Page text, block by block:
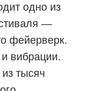
одно из
—
фейерверк.
вибрации.
тысяч